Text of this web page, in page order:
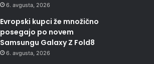
6. avgusta, 2026
Evropski kupci že množično
posegajo po novem
Samsungu Galaxy Z Fold8
6. avgusta, 2026